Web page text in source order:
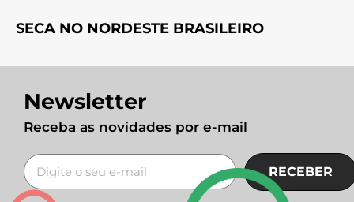
SECA NO NORDESTE BRASILEIRO
Newsletter
Receba as novidades por e-mail
RECEBER